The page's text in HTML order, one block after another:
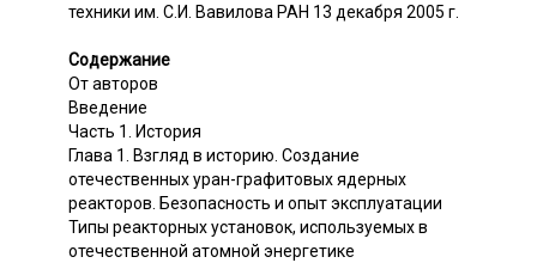
техники им. С.И. Вавилова РАН 13 декабря 2005 г.
Содержание
От авторов
Введение
Часть 1. История
Глава 1. Взгляд в историю. Создание
отечественных уран-графитовых ядерных
реакторов. Безопасность и опыт эксплуатации
Типы реакторных установок, используемых в
отечественной атомной энергетике